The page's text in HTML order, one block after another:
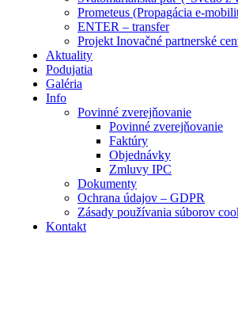
Prometeus (Propagácia e-
ENTER – transfer
Projekt Inovačné partnerské
Aktuality
Podujatia
Galéria
Info
Povinné zverejňovanie
Povinné zverejňovanie
Faktúry
Objednávky
Zmluvy IPC
Dokumenty
Ochrana údajov – GDPR
Zásady používania súborov
Kontakt